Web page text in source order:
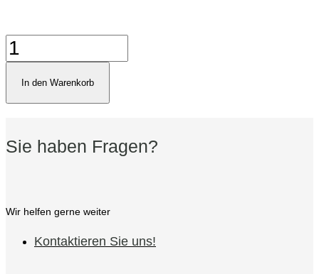
Rattray's
Rannoch
Brown
201
Menge
In den Warenkorb
Sie haben Fragen?
Wir helfen gerne weiter
Kontaktieren Sie uns!